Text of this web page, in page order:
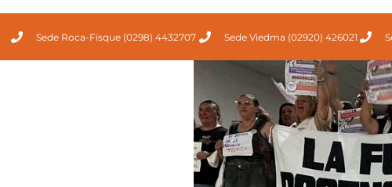
Sede Roca-Fisque (0298) 4432707 Sede Viedma (02920) 426021